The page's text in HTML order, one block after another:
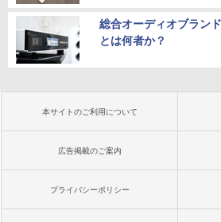
総合オーディオブラン
とは何者か？
本サイトのご利用について
広告掲載のご案内
プライバシーポリシー